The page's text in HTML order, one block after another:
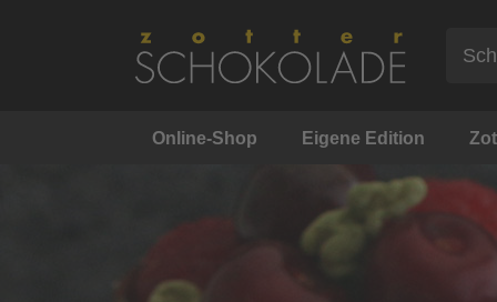
Online-Shop Eigene Edition